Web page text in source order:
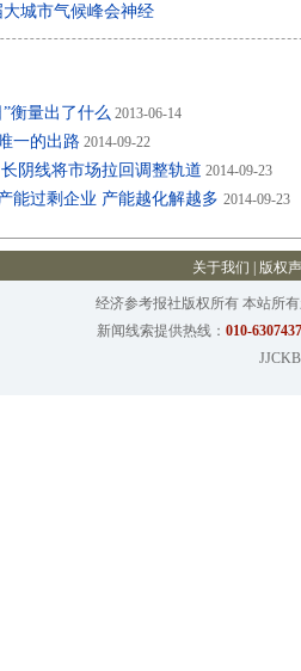
城市气候峰会神经
衡量出了什么 2013-06-14
一的出路 2014-09-22
阴线将市场拉回调整轨道 2014-09-23
能过剩企业 产能越化解越多 2014-09-23
关于我们 版权
经济参考报社版权所有 本站所
新闻线索提供热线： 010-